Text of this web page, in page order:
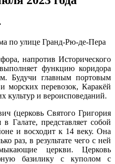
по улице Гранд-Рю-де-Пера
напротив Исторического
функцию коридора
Будучи главным портовым
морских перевозок, Каракёй
культур и вероисповеданий.
(церковь Святого Григория
Галате, представляет собой
и восходит к 14 веку. Она
раз, в результате чего с ней
церкви. Церковь
базилику с куполом с